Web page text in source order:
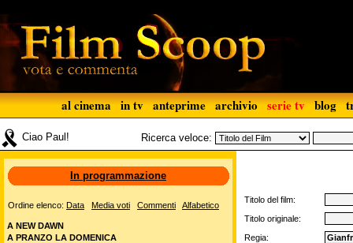
al cinema in tv anteprime archivio serie tv blog
Ciao Paul! Ricerca veloce:
Titolo del film:
Titolo originale:
Regia:
In programmazione
Ordine elenco: Data Media voti Commenti Alfabetico
A NEW DAWN
A PRANZO LA DOMENICA